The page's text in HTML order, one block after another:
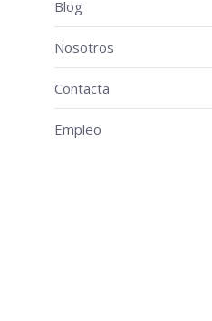
Blog
Nosotros
Contacta
Empleo